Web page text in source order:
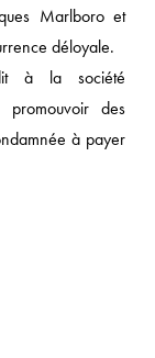
Marlboro et
déloyale.
à la société
promouvoir des
à payer